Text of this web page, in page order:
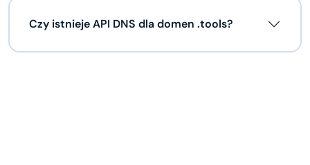
Czy istnieje API DNS dla domen .tools?